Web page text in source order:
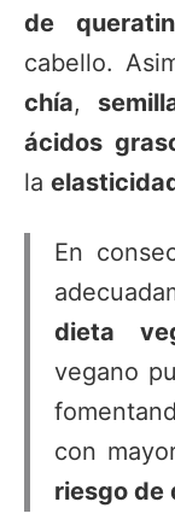
de
cabello.
chía,
ácidos
la
En
dieta
vegano
con
riesgo de